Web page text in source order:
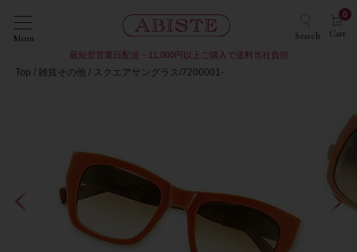
Menu Search Cart
0
最短翌営業日配送・11,000円以上ご購入で送料当社負担
Top 雑貨その他 スクエアサングラス/7200001-